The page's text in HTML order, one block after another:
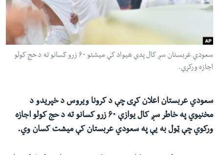
شئ
ځای
لاړ
ژبې
سعودي عربستان سږ کال پدې هیواد کې میشتو ۶۰ زرو کسانو ته د حج کولو
اجازه ورکړې.
سعودي عربستان اعلان کړی چې د کرونا ویروس د خپریدو د
مخنیوي په خاطر سږ کال یوازې ۶۰ زرو کسانو ته د حج کولو اجازه
ورکوي چې ټول به یې په سعودي عربستان کې میشت کسان وي.